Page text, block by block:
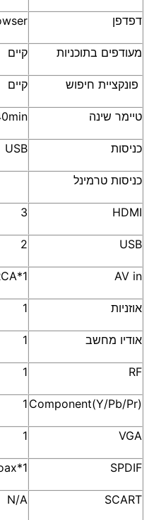
דפדפן
מעודפים בתוכניות קיים
פונקציית חיפוש קיים
טיימר שינה
כניסות USB
כניסות טרמינל
HDMI
3
USB
2
AV in
1*RCA
אוזניות 1
אודיו מחשב 1
RF
1
Component(Y/Pb/Pr)
1
VGA
1
SPDIF
SCART
N/A